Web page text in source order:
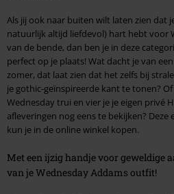
Als jij ook naar buiten wilt laten zien dat
natuurlijk altijd liefdevol) hart hebt voor
van de bende, dan ben je in deze
perfect op je plaats! Wat dacht je van
zomer, dat laat zien dat het zelfs bij
je gothic-geïnspireerde kant te tonen?
Wednesday trui en vier je je eigen privé
afleveringen nog eens te bekijken?
kun je in de online winkel kopen.
Met een ijzig handje voor geweldige
van je Wednesday Addams outfit!